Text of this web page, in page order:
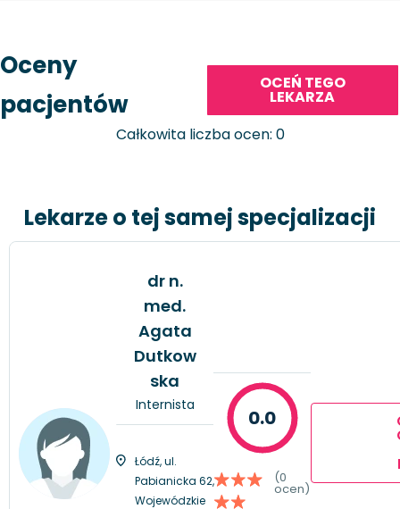
Oceny
pacjentów
OCEŃ TEGO
LEKARZA
Całkowita liczba ocen: 0
Lekarze o tej samej specjalizacji
dr n.
med.
Agata
Dutkow
ska
Internista
Łódź, ul.
Pabianicka 62,
Wojewódzkie
0.0
(0
ocen)